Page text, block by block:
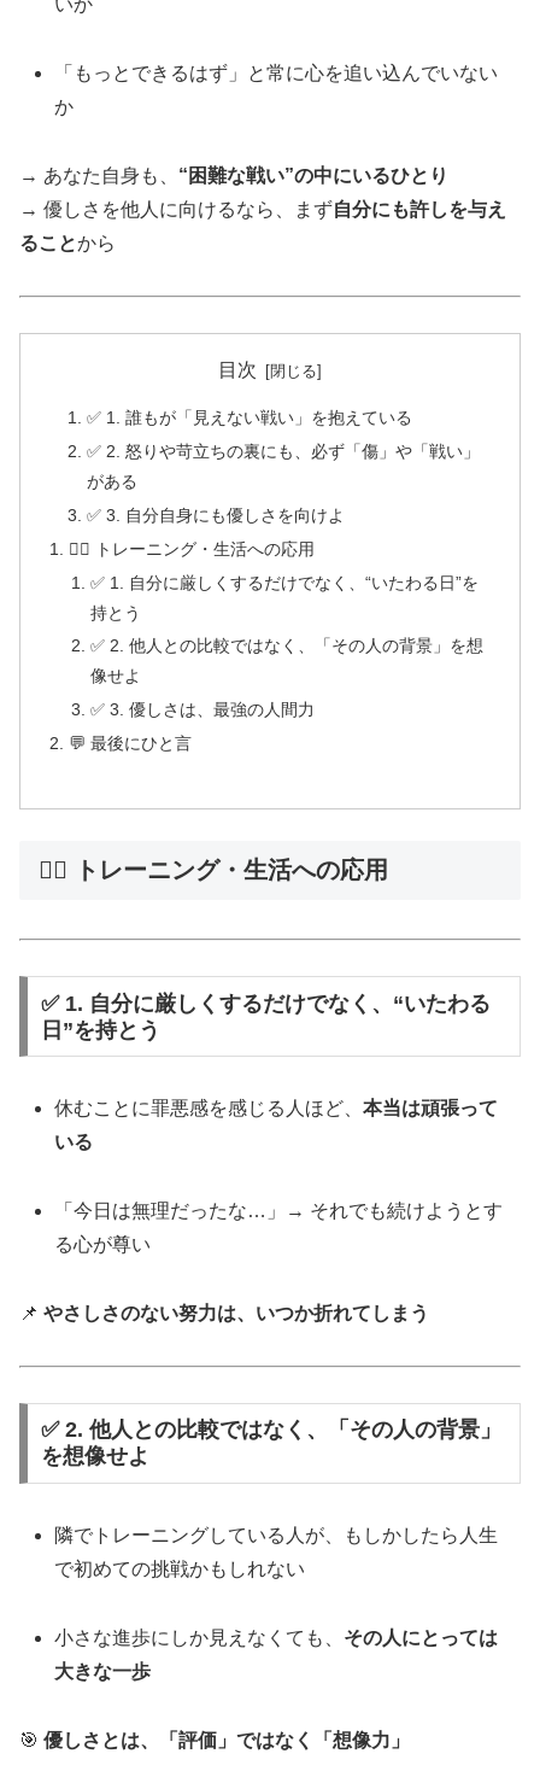
いか
「もっとできるはず」と常に心を追い込んでいない
か
→ あなた自身も、 “困難な戦い”の中にいるひとり
→ 優しさを他人に向けるなら、まず自分にも許しを与え
ることから
目次
✅ 1. 誰もが「見えない戦い」を抱えている
✅ 2. 怒りや苛立ちの裏にも、必ず「傷」や「戦い」
がある
✅ 3. 自分自身にも優しさを向けよ
🏋️‍♂️ トレーニング・生活への応用
✅ 1. 自分に厳しくするだけでなく、“いたわる日”を
持とう
✅ 2. 他人との比較ではなく、「その人の背景」を想
像せよ
✅ 3. 優しさは、最強の人間力
💬 最後にひと言
🏋️‍♂️ トレーニング・生活への応用
✅ 1. 自分に厳しくするだけでなく、“いたわる
日”を持とう
休むことに罪悪感を感じる人ほど、本当は頑張って
いる
「今日は無理だったな…」→ それでも続けようとす
る心が尊い
📌 やさしさのない努力は、いつか折れてしまう
✅ 2. 他人との比較ではなく、「その人の背景」
を想像せよ
隣でトレーニングしている人が、もしかしたら人生
で初めての挑戦かもしれない
小さな進歩にしか見えなくても、 その人にとっては
大きな一歩
🎯 優しさとは、「評価」ではなく「想像力」